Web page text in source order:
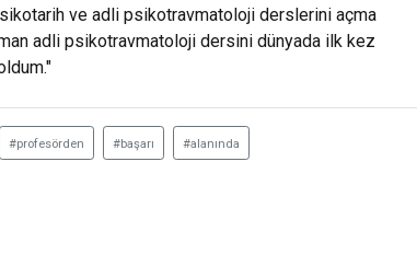
ve adli psikotravmatoloji derslerini açma
adli psikotravmatoloji dersini dünyada ilk kez
#profesörden #başarı #alanında